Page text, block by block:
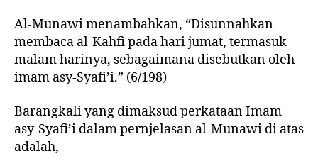
Al-Munawi menambahkan, “Disunnahkan
membaca al-Kahfi pada hari jumat, termasuk
malam harinya, sebagaimana disebutkan oleh
imam asy-Syafi’i.” (6/198)
Barangkali yang dimaksud perkataan Imam
asy-Syafi’i dalam pernjelasan al-Munawi di atas
adalah,